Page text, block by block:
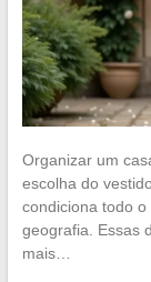
Organizar um
escolha do
condiciona todo
geografia. Essas
mais…